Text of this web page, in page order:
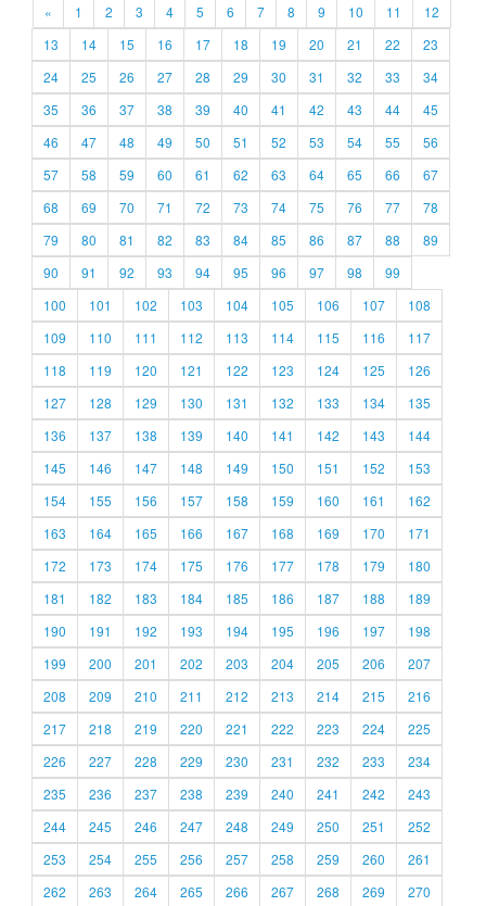
« 1 2 3 4 5 6 7 8 9 10 11
12
13
14 15 16 17 18 19 20 21 22
23
24
25 26 27 28 29 30 31 32 33
34
35
36 37 38 39 40 41 42 43 44
45
46
47 48 49 50 51 52 53 54 55
56
57
58 59 60 61 62 63 64 65 66
67
68
69 70 71 72 73 74 75 76 77
78
79
80 81 82 83 84 85 86 87 88
89
90
91 92 93 94 95 96 97 98
99
100
101 102 103 104 105 106 107
108
109
110 111 112 113 114 115 116
117
118
119 120 121 122 123 124 125
126
127
128 129 130 131 132 133 134
135
136
137 138 139 140 141 142 143
144
145
146 147 148 149 150 151 152
153
154
155 156 157 158 159 160 161
162
163
164 165 166 167 168 169 170
171
172
173 174 175 176 177 178 179
180
181
182 183 184 185 186 187 188
189
190
191 192 193 194 195 196 197
198
199
200 201 202 203 204 205 206
207
208
209 210 211 212 213 214 215
216
217
218 219 220 221 222 223 224
225
226
227 228 229 230 231 232 233
234
235
236 237 238 239 240 241 242
243
244
245 246 247 248 249 250 251
252
253
254 255 256 257 258 259 260
261
262
263 264 265 266 267 268 269 270